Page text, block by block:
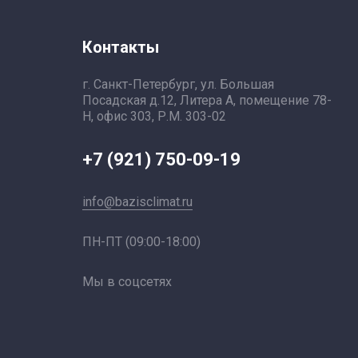
Контакты
г. Санкт-Петербург, ул. Большая
Посадская д.12, Литера А, помещение 78-
Н, офис 303, Р.М. 303-02
+7 (921) 750-09-19
info@bazisclimat.ru
ПН-ПТ (09:00-18:00)
Мы в соцсетях